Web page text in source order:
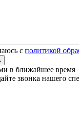
с политикой
в ближайшее время
звонка нашего